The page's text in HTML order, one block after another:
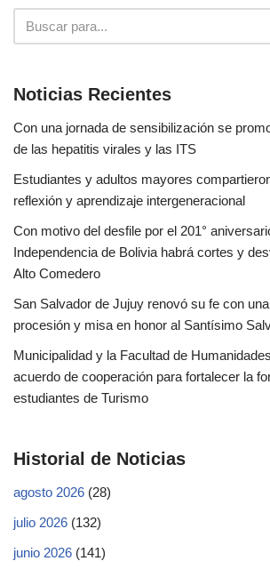
Noticias Recientes
Con una jornada de sensibilización se
de las hepatitis virales y las ITS
Estudiantes y adultos mayores
reflexión y aprendizaje intergeneracional
Con motivo del desfile por el 201°
Independencia de Bolivia habrá cortes y
Alto Comedero
San Salvador de Jujuy renovó su fe con
procesión y misa en honor al Santísimo
Municipalidad y la Facultad de
acuerdo de cooperación para fortalecer la
estudiantes de Turismo
Historial de Noticias
agosto 2026 (28)
julio 2026 (132)
junio 2026 (141)